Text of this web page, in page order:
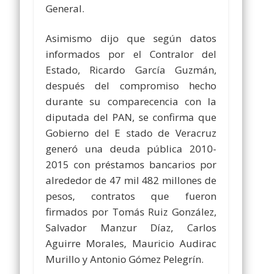
General.
Asimismo dijo que según datos
informados por el Contralor del
Estado, Ricardo García Guzmán,
después del compromiso hecho
durante su comparecencia con la
diputada del PAN, se confirma que
Gobierno del E stado de Veracruz
generó una deuda pública 2010-
2015 con préstamos bancarios por
alrededor de 47 mil 482 millones de
pesos, contratos que fueron
firmados por Tomás Ruiz González,
Salvador Manzur Díaz, Carlos
Aguirre Morales, Mauricio Audirac
Murillo y Antonio Gómez Pelegrín.